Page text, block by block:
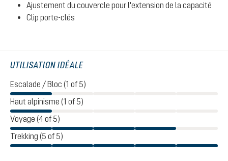
Ajustement du couvercle pour l'extension de la capacité
Clip porte-clés
UTILISATION IDÉALE
Escalade / Bloc (1 of 5)
Haut alpinisme (1 of 5)
Voyage (4 of 5)
Trekking (5 of 5)